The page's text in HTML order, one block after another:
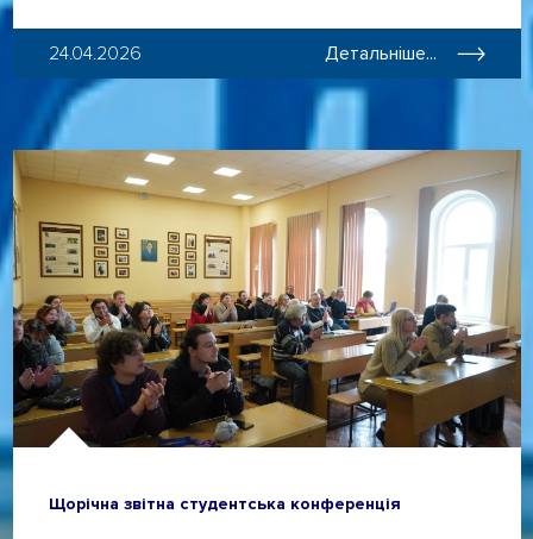
24.04.2026 Детальніше...
Щорічна звітна студентська конференція